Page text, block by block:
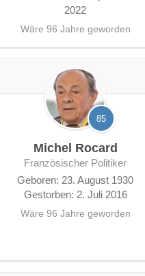
2022
Wäre 96 Jahre geworden
85
Michel Rocard
französischer Politiker
Geboren: 23. August 1930
Gestorben: 2. Juli 2016
Wäre 96 Jahre geworden